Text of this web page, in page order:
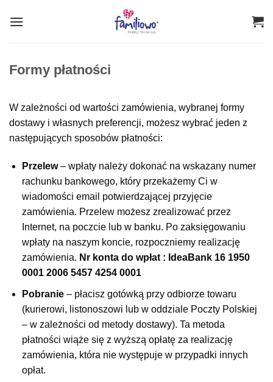
Formy płatności
W zależności od wartości zamówienia, wybranej formy
dostawy i własnych preferencji, możesz wybrać jeden z
następujących sposobów płatności:
Przelew– wpłaty należy dokonać na wskazany numer
rachunku bankowego, który przekażemy Ci w
wiadomości email potwierdzającej przyjęcie
zamówienia. Przelew możesz zrealizować przez
Internet, na poczcie lub w banku. Po zaksięgowaniu
wpłaty na naszym koncie, rozpoczniemy realizację
zamówienia. Nr konta do wpłat : IdeaBank 16 1950
0001 2006 5457 4254 0001
Pobranie– płacisz gotówką przy odbiorze towaru
(kurierowi, listonoszowi lub w oddziale Poczty Polskiej
– w zależności od metody dostawy). Ta metoda
płatności wiąże się z wyższą opłatę za realizację
zamówienia, która nie występuje w przypadki innych
opłat.